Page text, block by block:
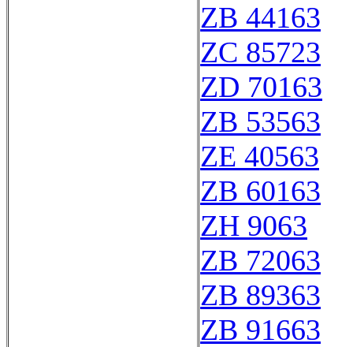
ZB 44163
ZC 85723
ZD 70163
ZB 53563
ZE 40563
ZB 60163
ZH 9063
ZB 72063
ZB 89363
ZB 91663